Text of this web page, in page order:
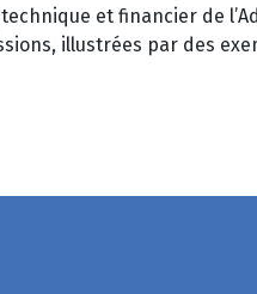
et financier de
illustrées par des